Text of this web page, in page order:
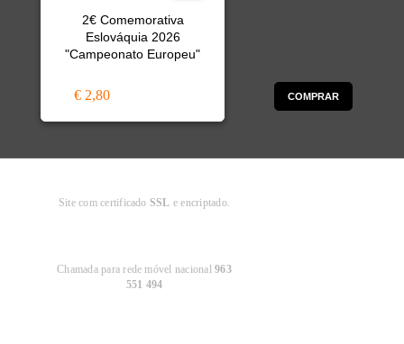
2€ Comemorativa
Eslováquia 2026
"Campeonato Europeu"
€ 2,80 COMPRAR
Site com certificado SSL e encriptado.
Chamada para rede móvel nacional963
551 494